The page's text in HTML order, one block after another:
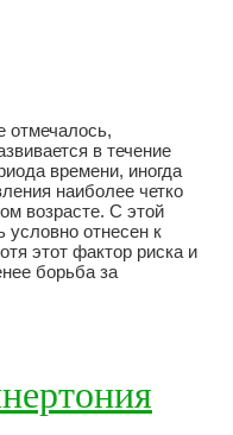
отмечалось,
в течение
времени, иногда
наиболее четко
возрасте. С этой
условно отнесен к
этот фактор риска и
борьба за